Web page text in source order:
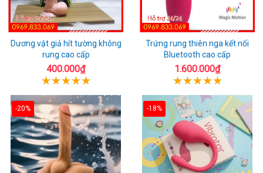
Dương vật giả hít tường không
rung cao cấp
400.000₫
Trứng rung thiên nga kết nối
Bluetooth cao cấp
1.600.000₫
-20% -18%